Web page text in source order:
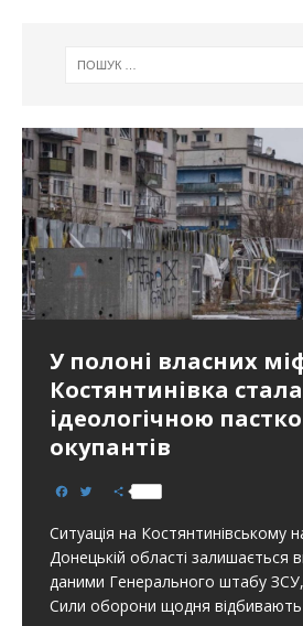
У полоні власних
Костянтинівка
ідеологічною
окупантів
e
b
o
o
k
t
t
e
r
S
h
r
e
Ситуація на Костянтинівському
Донецькій області залишається
даними Генерального штабу ЗСУ,
Сили оборони щодня відбивають